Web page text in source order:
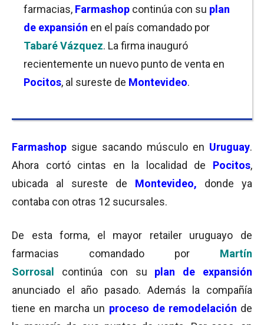
farmacias, Farmashop continúa con su plan
de expansión en el país comandado por
Tabaré Vázquez. La firma inauguró
recientemente un nuevo punto de venta en
Pocitos, al sureste de Montevideo.
Farmashop sigue sacando músculo en Uruguay.
Ahora cortó cintas en la localidad de Pocitos,
ubicada al sureste de Montevideo, donde ya
contaba con otras 12 sucursales.
De esta forma, el mayor retailer uruguayo de
farmacias comandado por Martín
Sorrosal
continúa con su plan de expansión
anunciado el año pasado. Además la compañía
tiene en marcha un proceso de remodelación de